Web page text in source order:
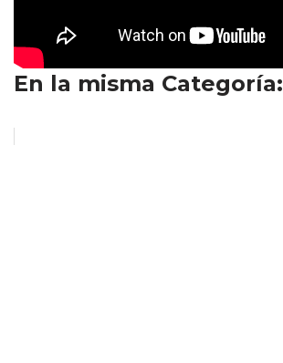
En la misma Categoría: